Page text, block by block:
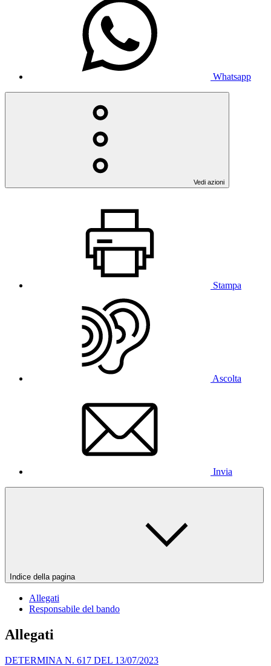
Whatsapp
Vedi azioni
Stampa
Ascolta
Invia
Indice della pagina
Allegati
Responsabile del bando
Allegati
DETERMINA N. 617 DEL 13/07/2023